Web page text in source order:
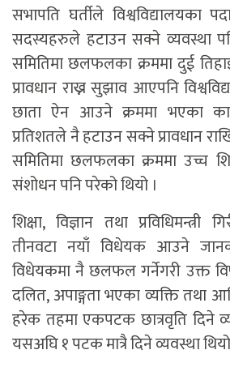
सभापति घर्तीले विश्वविद्यालयका
सदस्यहरुले हटाउन सक्ने व्यवस्था
समितिमा छलफलका क्रममा दुई
प्रावधान राख्न सुझाव आएपनि
छाता ऐन आउने क्रममा भएका
प्रतिशतले नै हटाउन सक्ने प्रावधान
समितिमा छलफलका क्रममा उच्च
संशोधन पनि परेको थियो ।
शिक्षा, विज्ञान तथा प्रविधिमन्त्री
तीनवटा नयाँ विधेयक आउने
विधेयकमा नै छलफल गर्नेगरी उक्त
दलित, अपाङ्गता भएका व्यक्ति तथा
हरेक तहमा एकपटक छात्रवृति दिने
यसअघि १ पटक मात्रै दिने व्यवस्था